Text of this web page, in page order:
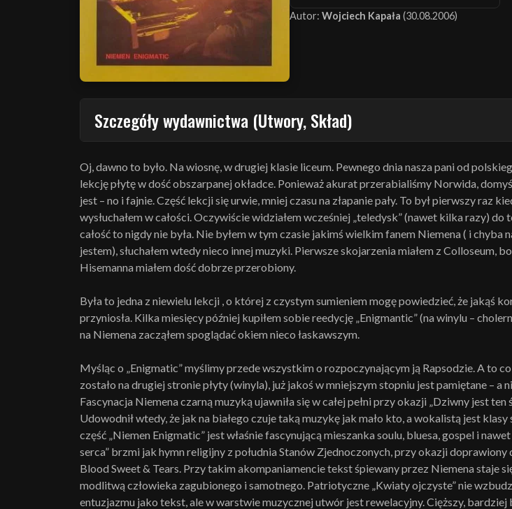
Autor: Wojciech Kapała (30.08.2006)
Szczegóły wydawnictwa (Utwory, Skład)
Oj, dawno to było. Na wiosnę, w drugiej klasie liceum. Pewnego dnia nasza pani od
lekcję płytę w dość obszarpanej okładce. Ponieważ akurat przerabialiśmy Norwida,
jest – no i fajnie. Część lekcji się urwie, mniej czasu na złapanie pały. To był pierwszy raz
wysłuchałem w całości. Oczywiście widziałem wcześniej „teledysk” (nawet kilka razy) do
całość to nigdy nie była. Nie byłem w tym czasie jakimś wielkim fanem Niemena ( i chyba
jestem), słuchałem wtedy nieco innej muzyki. Pierwsze skojarzenia miałem z Colloseum,
Hisemanna miałem dość dobrze przerobiony.
Była to jedna z niewielu lekcji , o której z czystym sumieniem mogę powiedzieć, że jakąś
przyniosła. Kilka miesięcy później kupiłem sobie reedycję „Enigmantic” (na winylu –
na Niemena zacząłem spoglądać okiem nieco łaskawszym.
Myśląc o „Enigmatic” myślimy przede wszystkim o rozpoczynającym ją Rapsodzie. A to
zostało na drugiej stronie płyty (winyla), już jakoś w mniejszym stopniu jest pamiętane – a
Fascynacja Niemena czarną muzyką ujawniła się w całej pełni przy okazji „Dziwny jest ten
Udowodnił wtedy, że jak na białego czuje taką muzykę jak mało kto, a wokalistą jest
część „Niemen Enigmatic” jest właśnie fascynującą mieszanka soulu, bluesa, gospel i
serca” brzmi jak hymn religijny z południa Stanów Zjednoczonych, przy okazji doprawiony
Blood Sweet & Tears. Przy takim akompaniamencie tekst śpiewany przez Niemena staje
modlitwą człowieka zagubionego i samotnego. Patriotyczne „Kwiaty ojczyste” nie
entuzjazmu jako tekst, ale w warstwie muzycznej utwór jest rewelacyjny. Cięższy, bardziej